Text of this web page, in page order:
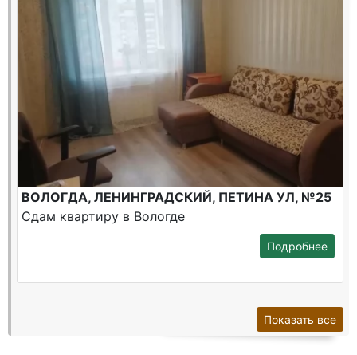
ВОЛОГДА, ЛЕНИНГРАДСКИЙ, ПЕТИНА УЛ, №25
Сдам квартиру в Вологде
Подробнее
Показать все